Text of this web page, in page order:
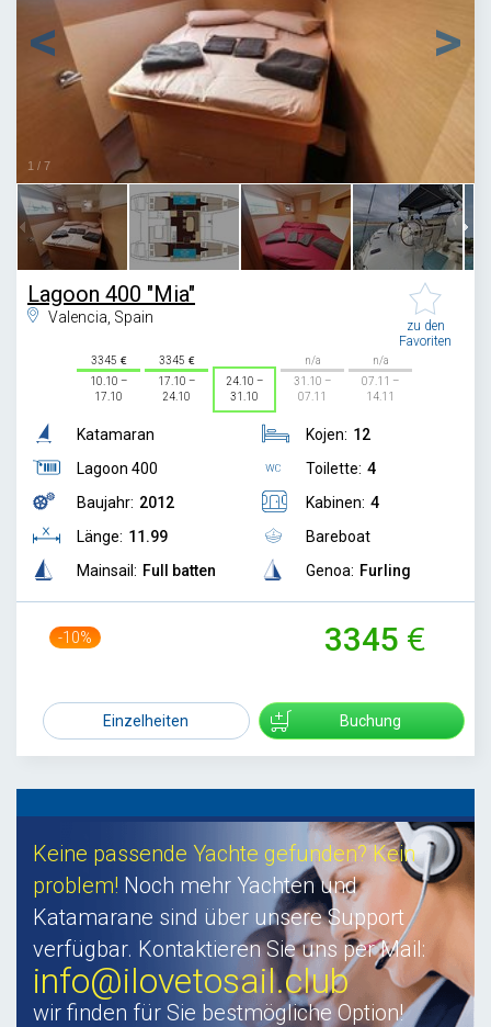
1 / 7
Lagoon 400 "Mia"
Valencia, Spain
zu den
Favoriten
3345
10.10 –
17.10
3345
17.10 –
24.10
24.10 –
31.10
n/a
31.10 –
07.11
n/a
07.11 –
14.11
Katamaran
Lagoon 400
Baujahr: 2012
Länge: 11.99
Mainsail: Full batten
Kojen: 12
Toilette: 4
Kabinen: 4
Bareboat
Genoa: Furling
-10% 3345
Einzelheiten Buchung
Keine passende Yachte gefunden? Kein
problem! Noch mehr Yachten und
Katamarane sind über unsere Support
verfügbar. Kontaktieren Sie uns per Mail:
info@ilovetosail.club
wir finden für Sie bestmögliche Option!